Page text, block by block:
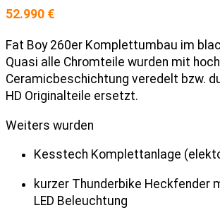
52.990 €
Fat Boy 260er Komplettumbau im
Quasi alle Chromteile wurden mit
Ceramicbeschichtung veredelt bzw.
HD Originalteile ersetzt.
Weiters wurden
Kesstech Komplettanlage
kurzer Thunderbike Heckfender
LED Beleuchtung